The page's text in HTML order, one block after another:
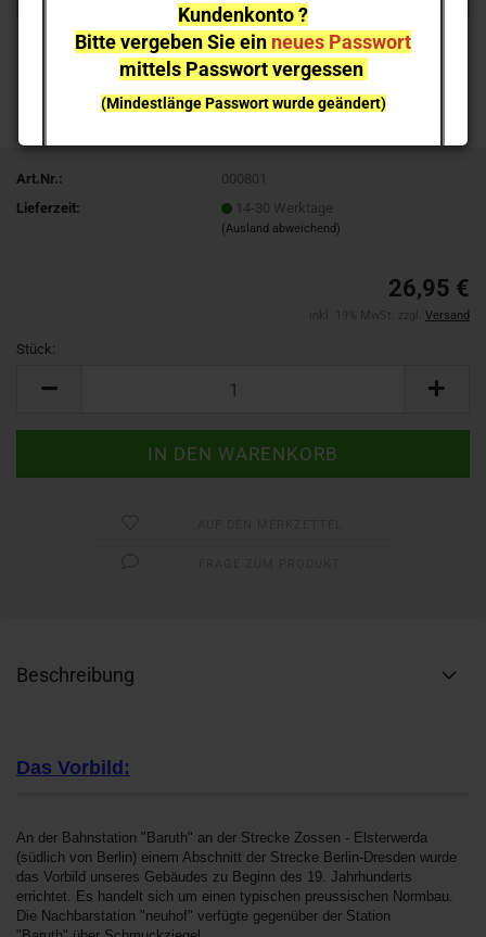
Kundenkonto ?
Bitte vergeben Sie ein neues Passwort
mittels Passwort vergessen
(Mindestlänge Passwort wurde geändert)
Lieferverzögerungen
NEUHEITEN sind nicht sofort lieferbar, sie können gern
Ich melde mich bei Erscheinen
Art.Nr.:
000801
Lieferzeit:
14-30 Werktage
(Ausland abweichend)
26,95 €
Versand
Stück:
Beschreibung
Das Vorbild:
An der Bahnstation "Baruth" an der Strecke Zossen - Elsterwerda
(südlich von Berlin) einem Abschnitt der Strecke Berlin-Dresden wurde
das Vorbild unseres Gebäudes zu Beginn des 19. Jahrhunderts
errichtet. Es handelt sich um einen typischen preussischen Normbau.
Die Nachbarstation "neuhof" verfügte gegenüber der Station